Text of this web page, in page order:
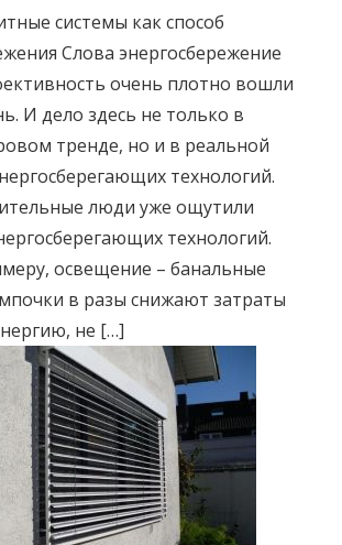
системы как способ
Слова энергосбережение
очень плотно вошли
И дело здесь не только в
тренде, но и в реальной
технологий.
люди уже ощутили
технологий.
освещение – банальные
в разы снижают затраты
не […]